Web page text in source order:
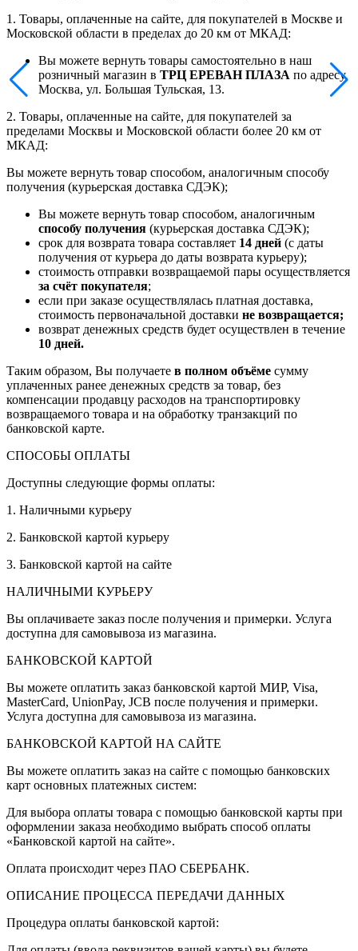
1. Товары, оплаченные на сайте, для покупателей в Москве и
Московской области в пределах до 20 км от МКАД:
Вы можете вернуть товары самостоятельно в наш
розничный магазин в ТРЦ ЕРЕВАН ПЛАЗА по адресу
Москва, ул. Большая Тульская, 13.
2. Товары, оплаченные на сайте, для покупателей за
пределами Москвы и Московской области более 20 км от
МКАД:
Вы можете вернуть товар способом, аналогичным способу
получения (курьерская доставка СДЭК);
Вы можете вернуть товар способом, аналогичным
способу получения (курьерская доставка СДЭК);
срок для возврата товара составляет 14 дней (с даты
получения от курьера до даты возврата курьеру);
стоимость отправки возвращаемой пары осуществляется
за счёт покупателя;
если при заказе осуществлялась платная доставка,
стоимость первоначальной доставки не возвращается;
возврат денежных средств будет осуществлен в течение
10 дней.
Таким образом, Вы получаете в полном объёме сумму
уплаченных ранее денежных средств за товар, без
компенсации продавцу расходов на транспортировку
возвращаемого товара и на обработку транзакций по
банковской карте.
СПОСОБЫ ОПЛАТЫ
Доступны следующие формы оплаты:
1. Наличными курьеру
2. Банковской картой курьеру
3. Банковской картой на сайте
НАЛИЧНЫМИ КУРЬЕРУ
Вы оплачиваете заказ после получения и примерки. Услуга
доступна для самовывоза из магазина.
БАНКОВСКОЙ КАРТОЙ
Вы можете оплатить заказ банковской картой МИР, Visa,
MasterCard, UnionPay, JCB после получения и примерки.
Услуга доступна для самовывоза из магазина.
БАНКОВСКОЙ КАРТОЙ НА САЙТЕ
Вы можете оплатить заказ на сайте с помощью банковских
карт основных платежных систем:
Для выбора оплаты товара с помощью банковской карты при
оформлении заказа необходимо выбрать способ оплаты
«Банковской картой на сайте».
Оплата происходит через ПАО СБЕРБАНК.
ОПИСАНИЕ ПРОЦЕССА ПЕРЕДАЧИ ДАННЫХ
Процедура оплаты банковской картой: